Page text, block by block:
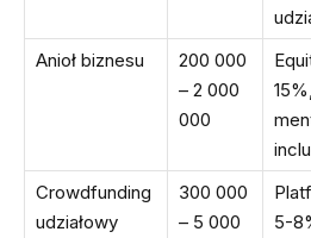
Anioł biznesu
200 000
– 2 000
000
15%,
Crowdfunding
udziałowy
300 000
– 5 000
5-